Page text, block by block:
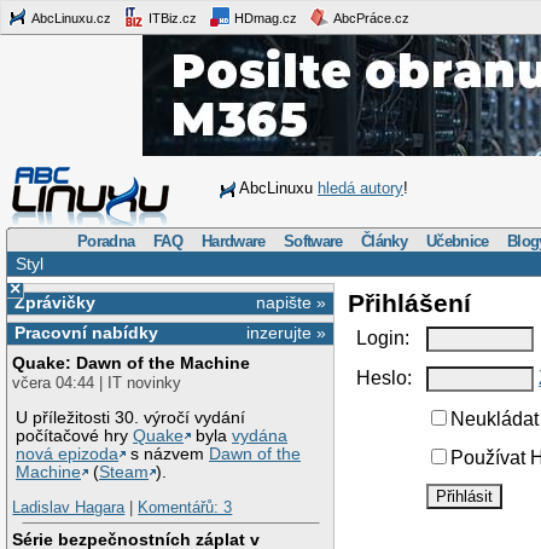
AbcLinuxu.cz ITBiz.cz HDmag.cz AbcPráce.cz
AbcLinuxu hledá autory!
Poradna FAQ Hardware Software Články Učebnice
Styl
×
napište »
Zprávičky
inzerujte »
Pracovní nabídky
Quake: Dawn of the Machine
včera 04:44 | IT novinky
U příležitosti 30. výročí vydání
počítačové hryQuake bylavydána
nová epizoda
s názvem Dawn of the
Machine
(Steam ).
Ladislav Hagara| Komentářů: 3
Série bezpečnostních záplat v
Přihlášení
Login:
Heslo:
Používat